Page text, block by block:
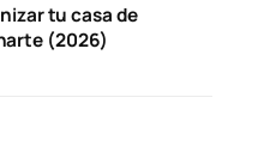
tu casa de
(2026)